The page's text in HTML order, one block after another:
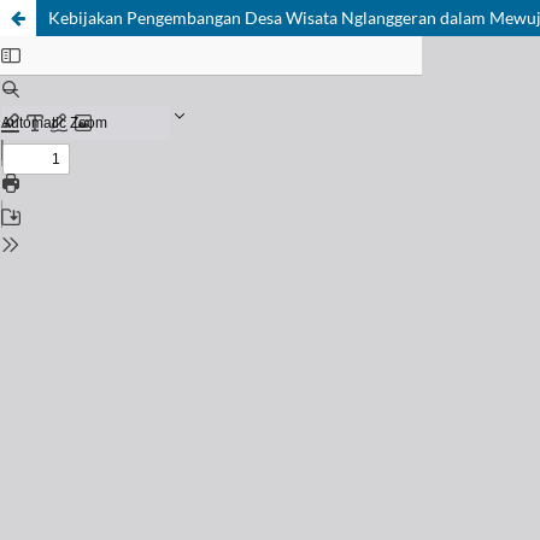
Kebijakan Pengembangan Desa Wisata Nglanggeran dalam